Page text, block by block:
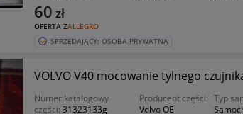
OFERTA ZALLEGRO
60 zł
SPRZEDAJĄCY: OSOBA PRYWATNA
VOLVO V40 mocowanie tylnego
Numer katalogowy
części: 31323133g
Producent części:
Volvo OE
Typ